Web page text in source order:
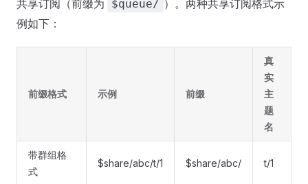
共享订阅（前缀为
$queue/ ）。两种共享订阅格式示
例如下：
前缀格式 示例 前缀
真
实
主
题
名
带群组格
式
$share/abc/t/1 $share/abc/ t/1